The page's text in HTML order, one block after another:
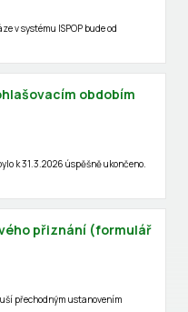
v systému ISPOP bude od
obdobím
k 31.3.2026 úspěšně ukončeno.
přiznání (formulář
přechodným ustanovením